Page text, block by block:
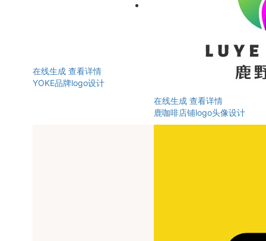
在线生成 查看详情
YOKE品牌logo设计
在线生成 查看详情
鹿咖啡店铺logo头像设计